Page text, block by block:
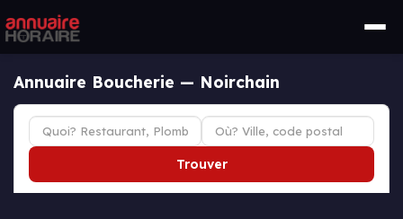
Annuaire Boucherie — Noirchain
Trouver